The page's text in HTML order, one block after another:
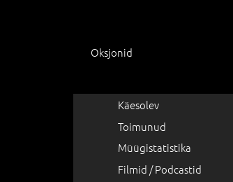
Oksjonid
Käesolev
Toimunud
Müügistatistika
Filmid / Podcastid